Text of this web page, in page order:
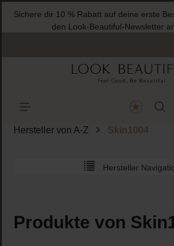
springen Sichere dir 10 % Rabatt auf
den Look-Beautiful-
Hersteller von A-Z Skin1004
Hersteller
Produkte von